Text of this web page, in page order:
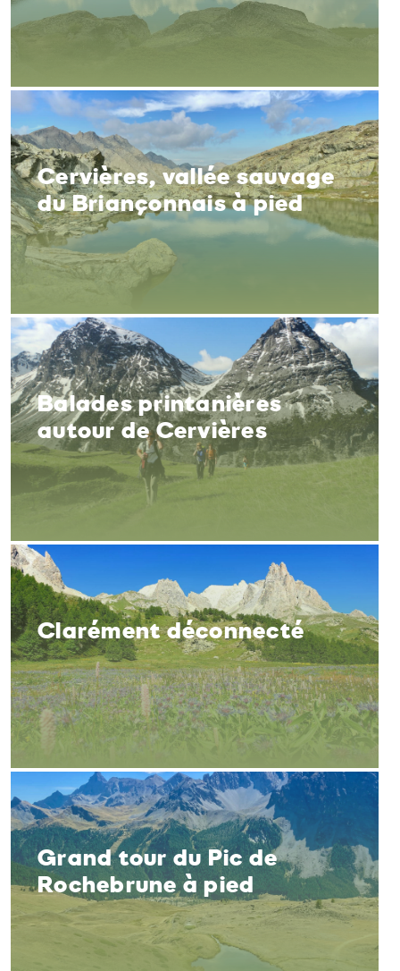
Cervières, vallée sauvage
du Briançonnais à pied
Balades printanières
autour de Cervières
Clarément déconnecté
Grand tour du Pic de
Rochebrune à pied